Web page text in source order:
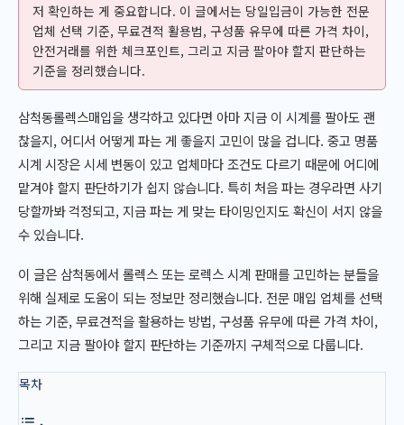
저 확인하는 게 중요합니다. 이 글에서는 당일입금이 가능한 전문
업체 선택 기준, 무료견적 활용법, 구성품 유무에 따른 가격 차이,
안전거래를 위한 체크포인트, 그리고 지금 팔아야 할지 판단하는
기준을 정리했습니다.
삼척동롤렉스매입을 생각하고 있다면 아마 지금 이 시계를 팔아도 괜
찮을지, 어디서 어떻게 파는 게 좋을지 고민이 많을 겁니다. 중고 명품
시계 시장은 시세 변동이 있고 업체마다 조건도 다르기 때문에 어디에
맡겨야 할지 판단하기가 쉽지 않습니다. 특히 처음 파는 경우라면 사기
당할까봐 걱정되고, 지금 파는 게 맞는 타이밍인지도 확신이 서지 않을
수 있습니다.
이 글은 삼척동에서 롤렉스 또는 로렉스 시계 판매를 고민하는 분들을
위해 실제로 도움이 되는 정보만 정리했습니다. 전문 매입 업체를 선택
하는 기준, 무료견적을 활용하는 방법, 구성품 유무에 따른 가격 차이,
그리고 지금 팔아야 할지 판단하는 기준까지 구체적으로 다룹니다.
목차